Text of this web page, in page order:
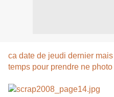
ca date de jeudi dernier
temps pour prendre ne